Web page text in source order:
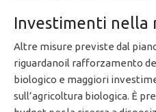
Investimenti nella
Altre misure previste dal
riguardanoil rafforzamento
biologico e maggiori
sull’agricoltura biologica. È